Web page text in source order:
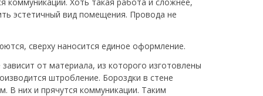
эстетичный вид помещения. Провода не
сверху наносится единое оформление.
от материала, из которого изготовлены
штробление. Бороздки в стене
В них и прячутся коммуникации. Таким